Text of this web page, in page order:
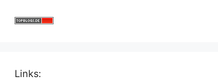
Links: